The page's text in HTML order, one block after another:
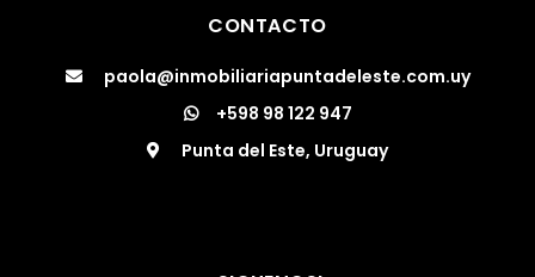
CONTACTO
paola@inmobiliariapuntadeleste.com.uy
+598 98 122 947
Punta del Este, Uruguay